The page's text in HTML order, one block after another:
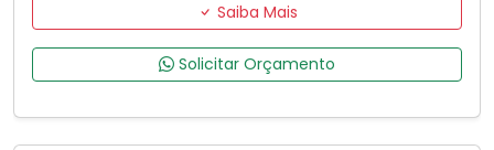
Saiba Mais
Solicitar Orçamento